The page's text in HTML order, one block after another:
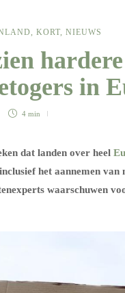
, KORT, NIEUWS
in
4 min
dat landen over heel
het aannemen
waarschuwen